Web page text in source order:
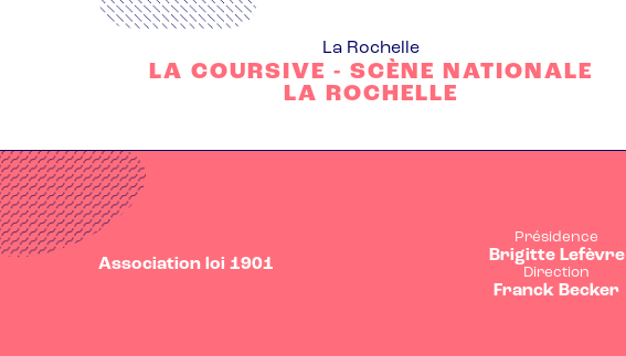
La Rochelle
LA COURSIVE - SCÈNE NATIONALE
LA ROCHELLE
Association loi 1901
Présidence
Brigitte Lefèvre
Direction
Franck Becker